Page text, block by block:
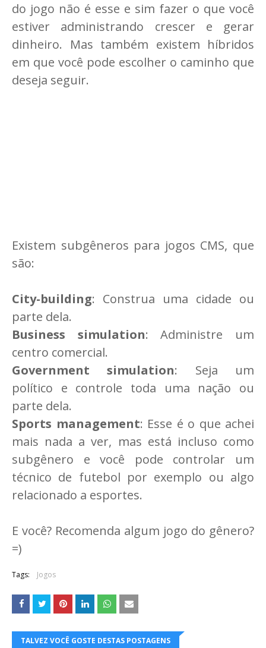
do jogo não é esse e sim fazer o que você
estiver administrando crescer e gerar
dinheiro. Mas também existem híbridos
em que você pode escolher o caminho que
deseja seguir.
Existem subgêneros para jogos CMS, que
são:
City-building: Construa uma cidade ou
parte dela.
Business simulation: Administre um
centro comercial.
Government simulation: Seja um
político e controle toda uma nação ou
parte dela.
Sports management: Esse é o que achei
mais nada a ver, mas está incluso como
subgênero e você pode controlar um
técnico de futebol por exemplo ou algo
relacionado a esportes.
E você? Recomenda algum jogo do gênero?
=)
Tags: Jogos
TALVEZ VOCÊ GOSTE DESTAS POSTAGENS